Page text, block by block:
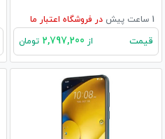
1 ساعت پیش در فروشگاه اعتبار ما
قیمت از تومان